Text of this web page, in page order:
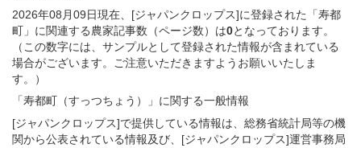
2026年08月09日現在、[ジャパンクロップス]に登録された「寿都
町」に関連する農家記事数（ページ数）は0となっております。
（この数字には、サンプルとして登録された情報が含まれている
場合がございます。ご注意いただきますようお願いいたしま
す。）
「寿都町（すっつちょう）」 に関する一般情報
[ジャパンクロップス]で提供している情報は、総務省統計局等の機
関から公表されている情報及び、[ジャパンクロップス]運営事務局